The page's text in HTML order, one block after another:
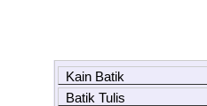
Kain Batik
Batik Tulis